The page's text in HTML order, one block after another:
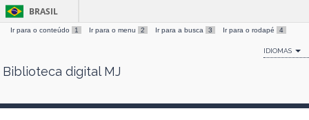
Skip
BRASIL
Ir para o conteúdo 1 Ir para o menu 2 Ir para a busca 3 Ir para o rodapé 4
IDIOMAS
Biblioteca digital MJ